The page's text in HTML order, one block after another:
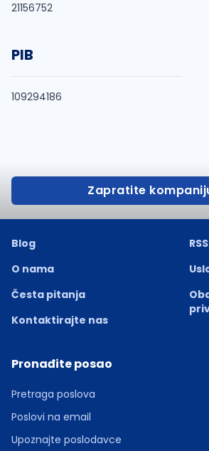
21156752
PIB
109294186
Zapratite
Blog
O nama
Česta pitanja
Kontaktirajte nas
RSS
Pronađite posao
Pretraga poslova
Poslovi na email
Upoznajte poslodavce